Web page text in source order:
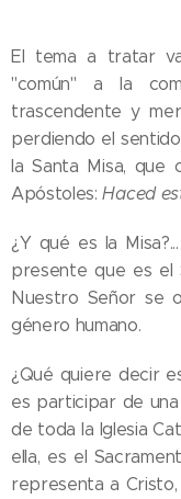
El tema a tratar
"común" a la
trascendente y
perdiendo el
la Santa Misa,
Apóstoles:Haced
¿Y qué es la
presente que es el
Nuestro Señor se
género humano.
¿Qué quiere decir
es participar de
de toda la Iglesia
ella, es el
representa a